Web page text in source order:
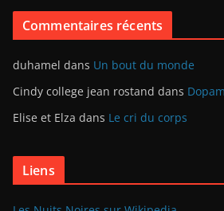
Commentaires récents
duhamel dans Un bout du monde
Cindy college jean rostand dans
Elise et Elza dans Le cri du corps
Liens